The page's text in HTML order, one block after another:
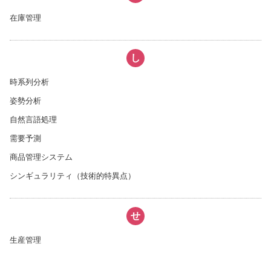
在庫管理
し
時系列分析
姿勢分析
自然言語処理
需要予測
商品管理システム
シンギュラリティ（技術的特異点）
せ
生産管理